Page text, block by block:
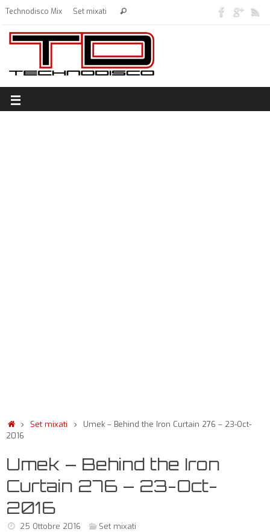
Technodisco Mix Set mixati
Set mixati
Umek – Behind the Iron Curtain 276 – 23-Oct-
2016
Umek – Behind the Iron
Curtain 276 – 23-Oct-
2016
25 Ottobre 2016 Set mixati